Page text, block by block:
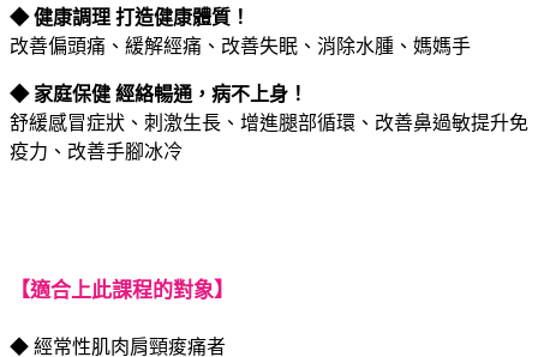
◆ 健康調理 打造健康體質！
改善偏頭痛、緩解經痛、改善失眠、消除水腫、媽媽手
◆ 家庭保健 經絡暢通，病不上身！
舒緩感冒症狀、刺激生長、增進腿部循環、改善鼻過敏提升免
疫力、改善手腳冰冷
【適合上此課程的對象】
◆ 經常性肌肉肩頸痠痛者